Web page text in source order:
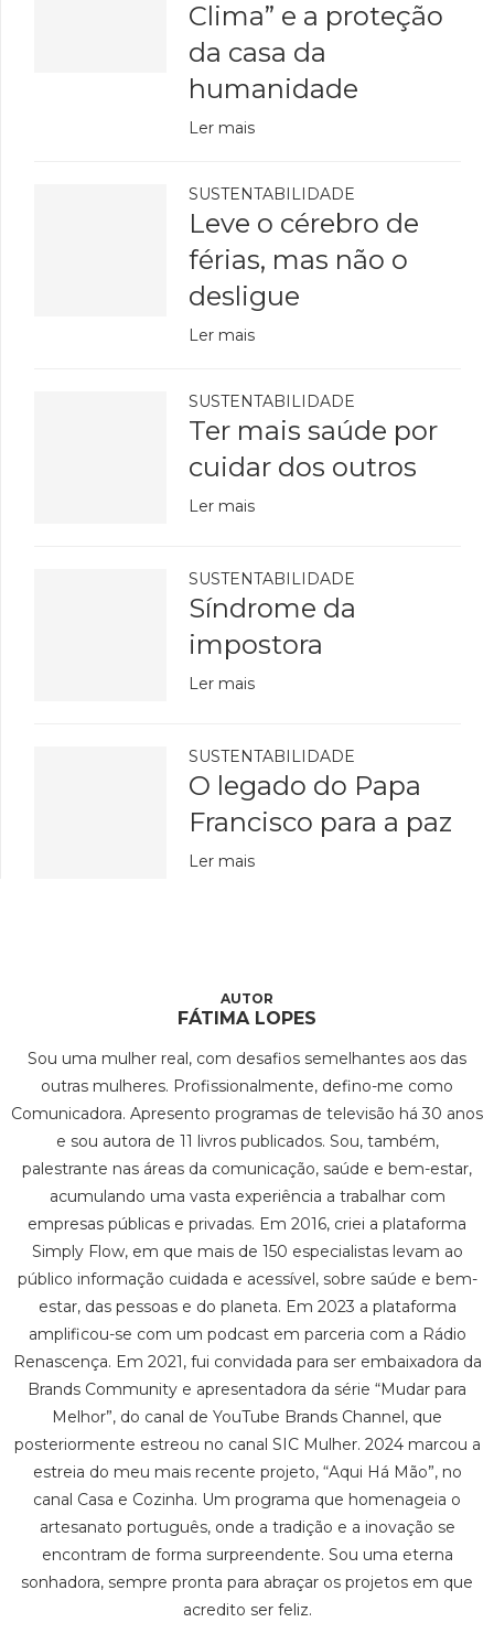
Clima” e a proteção
da casa da
humanidade
Ler mais
SUSTENTABILIDADE
Leve o cérebro de
férias, mas não o
desligue
Ler mais
SUSTENTABILIDADE
Ter mais saúde por
cuidar dos outros
Ler mais
SUSTENTABILIDADE
Síndrome da
impostora
Ler mais
SUSTENTABILIDADE
O legado do Papa
Francisco para a paz
Ler mais
FÁTIMA LOPES
Sou uma mulher real, com desafios semelhantes aos das
outras mulheres. Profissionalmente, defino-me como
Comunicadora. Apresento programas de televisão há 30 anos
e sou autora de 11 livros publicados. Sou, também,
palestrante nas áreas da comunicação, saúde e bem-estar,
acumulando uma vasta experiência a trabalhar com
empresas públicas e privadas. Em 2016, criei a plataforma
Simply Flow, em que mais de 150 especialistas levam ao
público informação cuidada e acessível, sobre saúde e bem-
estar, das pessoas e do planeta. Em 2023 a plataforma
amplificou-se com um podcast em parceria com a Rádio
Renascença. Em 2021, fui convidada para ser embaixadora da
Brands Community e apresentadora da série “Mudar para
Melhor”, do canal de YouTube Brands Channel, que
posteriormente estreou no canal SIC Mulher. 2024 marcou a
estreia do meu mais recente projeto, “Aqui Há Mão”, no
canal Casa e Cozinha. Um programa que homenageia o
artesanato português, onde a tradição e a inovação se
encontram de forma surpreendente. Sou uma eterna
sonhadora, sempre pronta para abraçar os projetos em que
acredito ser feliz.